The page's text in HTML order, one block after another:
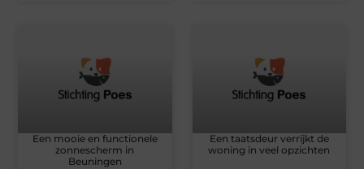
Een mooie en functionele
zonnescherm in
Beuningen
Een taatsdeur verrijkt de
woning in veel opzichten